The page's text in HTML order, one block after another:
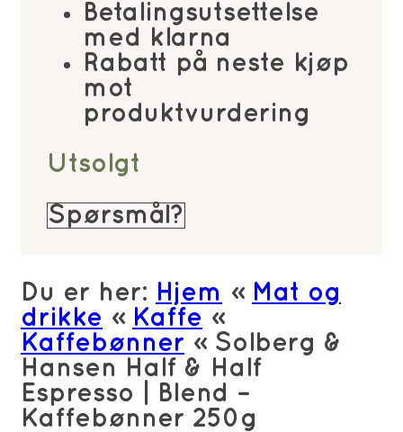
Betalingsutsettelse
med klarna
Rabatt på neste kjøp
mot
produktvurdering
Utsolgt
Spørsmål?
Du er her: Hjem » Mat og
drikke » Kaffe »
Kaffebønner » Solberg &
Hansen Half & Half
Espresso | Blend –
Kaffebønner 250g